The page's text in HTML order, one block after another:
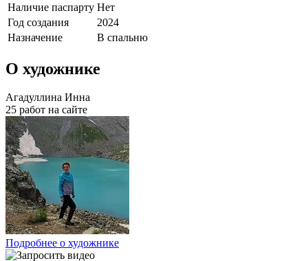
Наличие паспарту Нет
Год создания
2024
Назначение
В спальню
О художнике
Агадуллина Инна
25 работ на сайте
Подробнее о художнике